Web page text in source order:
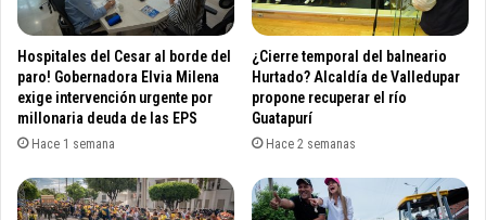
r
'
K
i
k
o
G
ó
e
n
R
i
o
h
a
h
a
Hospitales del Cesar al borde del
paro! Gobernadora Elvia Milena
exige intervención urgente por
millonaria deuda de las EPS
Hace 1 semana
¿Cierre temporal del balneario
Hurtado? Alcaldía de Valledupar
propone recuperar el río
Guatapurí
Hace 2 semanas